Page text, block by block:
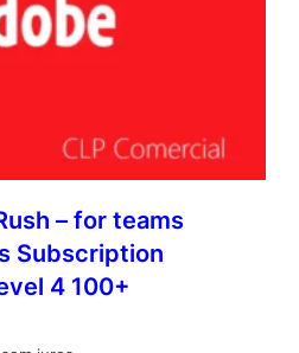
– for teams
Subscription
4 100+